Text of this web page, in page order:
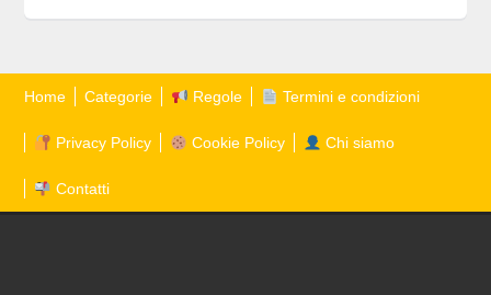
Home Categorie Regole Termini e condizioni
Privacy Policy Cookie Policy Chi siamo
Contatti